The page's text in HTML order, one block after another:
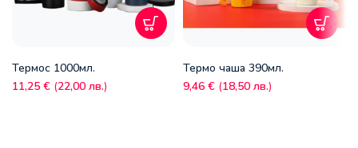
Термос 1000мл.
11,25 € (22,00 лв.)
Термо чаша 390мл.
9,46 € (18,50 лв.)